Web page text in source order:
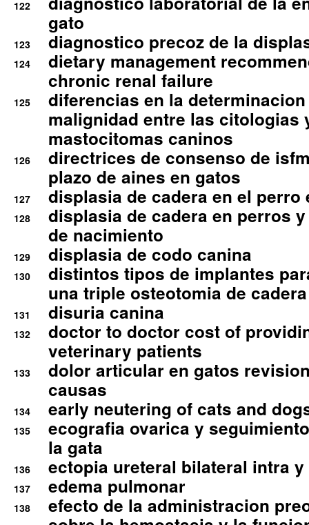
122
gato
123 diagnostico precoz de la
124
dietary management
chronic renal failure
125
diferencias en la
malignidad entre las citologias
mastocitomas caninos
126
directrices de consenso de
plazo de aines en gatos
127 displasia de cadera en el perro
128
displasia de cadera en perros
de nacimiento
129 displasia de codo canina
130
distintos tipos de implantes
una triple osteotomia de cadera
131 disuria canina
132
doctor to doctor cost of
veterinary patients
133
dolor articular en gatos
causas
134 early neutering of cats and
135
ecografia ovarica y
la gata
136 ectopia ureteral bilateral intra
137 edema pulmonar
138
efecto de la administracion